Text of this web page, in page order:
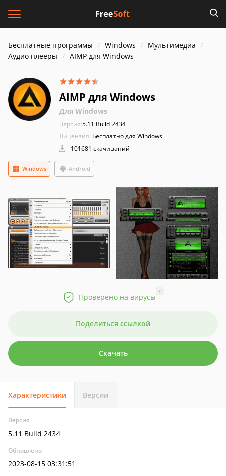
Бесплатные программы Windows
Мультимедиа
Аудио плееры
AIMP для Windows
AIMP для Windows
Для Windows
Версия:5.11 Build 2434
Лицензия: Бесплатно для Windows
101681 скачиваний
Android
Windows
Проверено на вирусы
?
Поделиться ссылкой
Скачать
Характеристики Версии
Версия
5.11 Build 2434
Обновлено
2023-08-15 03:31:51